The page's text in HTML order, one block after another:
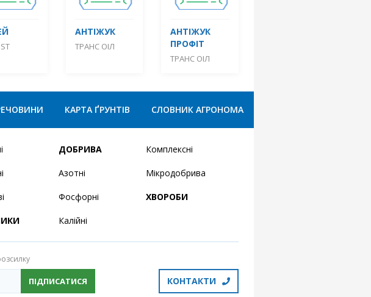
АНТІЖУК
ТРАНС ОІЛ
АНТІЖУК
ПРОФІТ
ТРАНС ОІЛ
КАРТА ҐРУНТІВ СЛОВНИК АГРОНОМА
ДОБРИВА
Азотні
Фосфорні
Калійні
Комплексні
Мікродобрива
ХВОРОБИ
ПІДПИСАТИСЯ КОНТАКТИ